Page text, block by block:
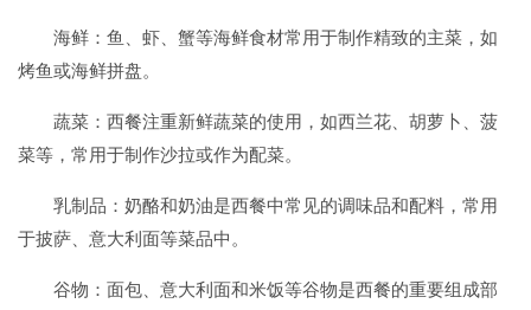
海鲜：鱼、虾、蟹等海鲜食材常用于制作精致的主菜，如
烤鱼或海鲜拼盘。
蔬菜：西餐注重新鲜蔬菜的使用，如西兰花、胡萝卜、菠
菜等，常用于制作沙拉或作为配菜。
乳制品：奶酪和奶油是西餐中常见的调味品和配料，常用
于披萨、意大利面等菜品中。
谷物：面包、意大利面和米饭等谷物是西餐的重要组成部